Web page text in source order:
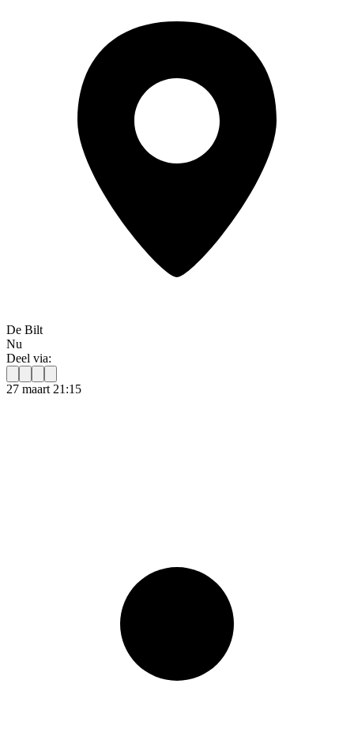
De Bilt
Nu
Deel via:
27 maart 21:15